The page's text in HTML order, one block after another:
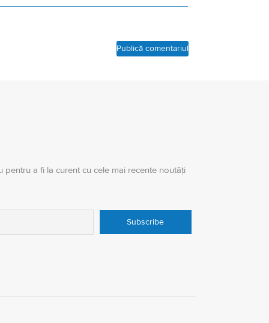
a fi la curent cu cele mai recente noutăți